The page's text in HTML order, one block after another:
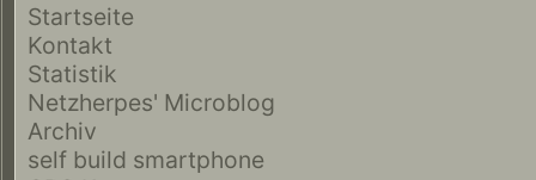
Startseite
Kontakt
Statistik
Netzherpes' Microblog
Archiv
self build smartphone